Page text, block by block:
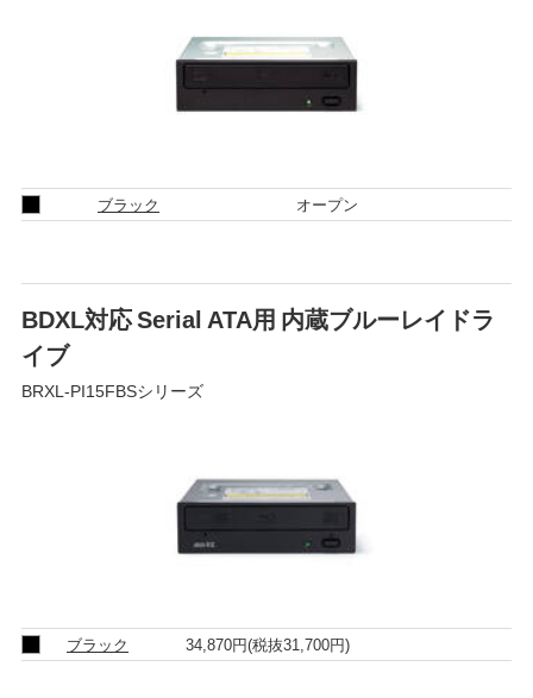
ブラック オープン
BDXL対応 Serial ATA用 内蔵ブルーレイドラ
イブ
BRXL-PI15FBSシリーズ
ブラック 34,870円(税抜31,700円)